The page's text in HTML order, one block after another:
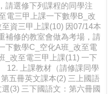
請選修下列課程的同學注
電三甲上課一下數學B_改
資三甲上課(10) 因07/14本
補修的教室會做為考場，請
下數學C_空化A班_改至電
_改至電三甲上課(11) 一下
12. 上課教材（請修課同學
五冊英文課本(2) 三上國語
(3) 三下國語文：第六冊國